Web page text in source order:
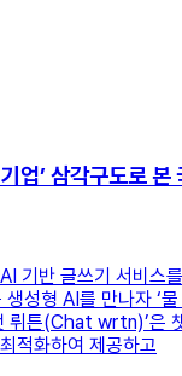
기업’ 삼각구도로
기반 글쓰기 서비스
성형 AI를 만나자 ‘
뤼튼(Chat wrtn)’은
적화하여 제공하고